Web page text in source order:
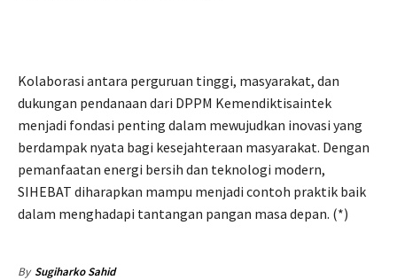
Kolaborasi antara perguruan tinggi, masyarakat, dan
dukungan pendanaan dari DPPM Kemendiktisaintek
menjadi fondasi penting dalam mewujudkan inovasi yang
berdampak nyata bagi kesejahteraan masyarakat. Dengan
pemanfaatan energi bersih dan teknologi modern,
SIHEBAT diharapkan mampu menjadi contoh praktik baik
dalam menghadapi tantangan pangan masa depan. (*)
By Sugiharko Sahid